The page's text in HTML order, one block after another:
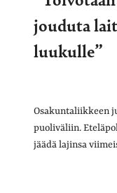
jouduta
luukulle”
Osakuntaliikkeen
puoliväliin.
jäädä lajinsa